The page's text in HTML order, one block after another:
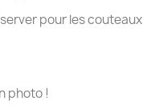
pour les couteaux
photo !